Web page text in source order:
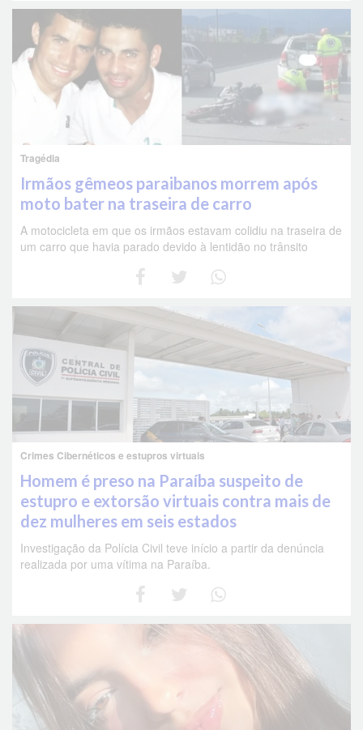
Tragédia
Irmãos gêmeos paraibanos morrem após
moto bater na traseira de carro
A motocicleta em que os irmãos estavam colidiu na traseira de
um carro que havia parado devido à lentidão no trânsito
Crimes Cibernéticos e estupros virtuais
Homem é preso na Paraíba suspeito de
estupro e extorsão virtuais contra mais de
dez mulheres em seis estados
Investigação da Polícia Civil teve início a partir da denúncia
realizada por uma vítima na Paraíba.